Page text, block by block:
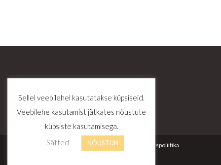
Kontakt Tellimustingimused Privaatsuspoliitika
Sellel veebilehel kasutatakse küpsiseid.
Veebilehe kasutamist jätkates nõustute
küpsiste kasutamisega.
Sätted
NÕUSTUN